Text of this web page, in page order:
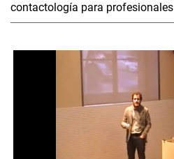
contactología para profesionales